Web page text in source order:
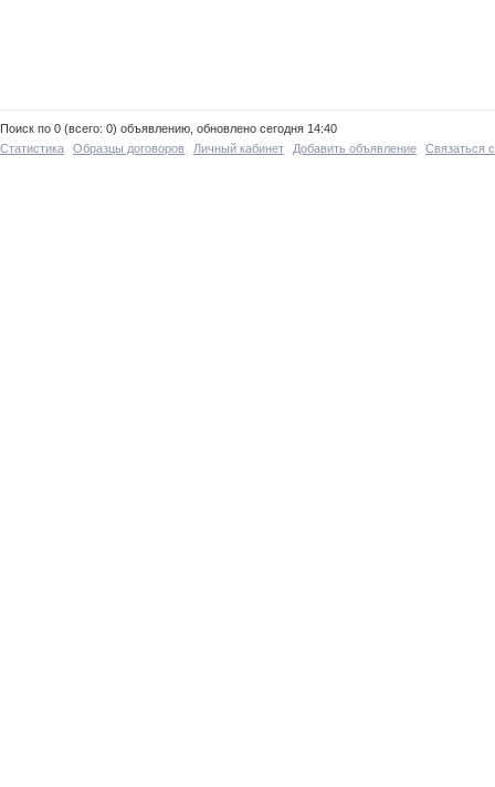
Поиск по 0 (всего: 0) объявлению, обновлено сегодня 14:40
Статистика
Образцы договоров Личный кабинет Добавить объявление Связаться